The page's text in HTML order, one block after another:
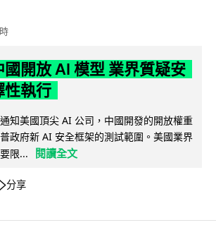
國開放 AI 模型 業界質疑安
性執行
知美國頂尖 AI 公司，中國開發的開放權重
政府新 AI 安全框架的測試範圍。美國業界
限...
閱讀全文
分享